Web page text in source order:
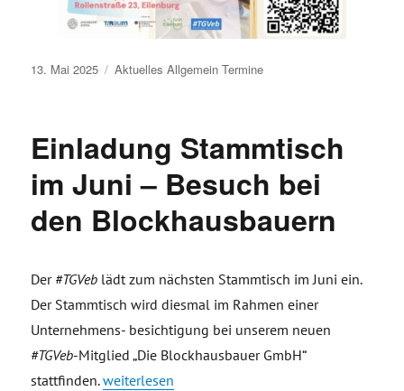
Veröffentlicht
13. Mai 2025 Aktuelles Allgemein Termine
Einladung Stammtisch
im Juni – Besuch bei
den Blockhausbauern
Der #TGVeb lädt zum nächsten Stammtisch im Juni ein.
Der Stammtisch wird diesmal im Rahmen einer
Unternehmens- besichtigung bei unserem neuen
#TGVeb-Mitglied „Die Blockhausbauer GmbH“
stattfinden.„Einladung Stammtisch im Juni – Besuch bei
weiterlesen